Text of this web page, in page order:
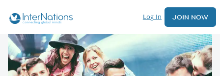
Log In JOIN NOW